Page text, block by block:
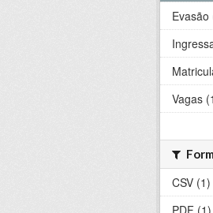
Evasão
Vagas
CSV (1)